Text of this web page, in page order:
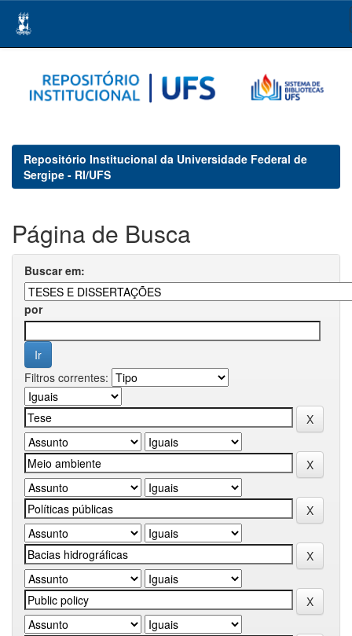
navigation
Repositório Institucional da Universidade Federal de
Sergipe - RI/UFS
Página de Busca
Buscar em:
por
Filtros correntes: